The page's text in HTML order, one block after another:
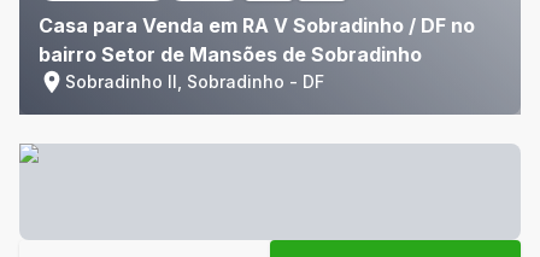
Casa para Venda em RA V Sobradinho / DF no
bairro Setor de Mansões de Sobradinho
Sobradinho II, Sobradinho - DF